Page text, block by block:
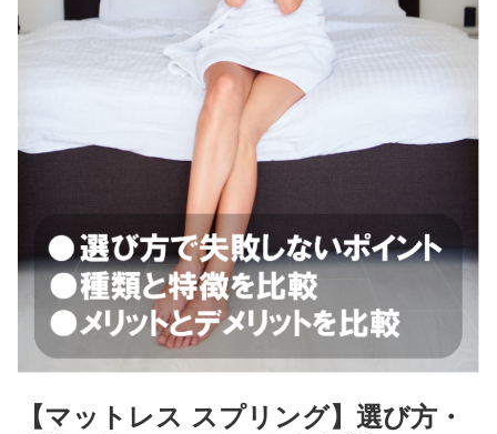
【マットレス スプリング】選び方・